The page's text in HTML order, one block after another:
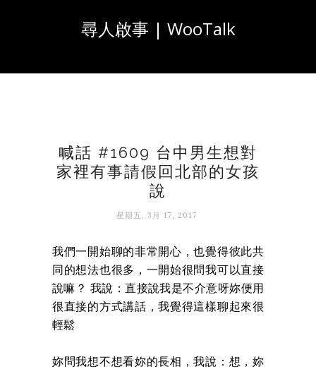
尋人啟事 | WooTalk
喊話 #1609 台中男生想對
家裡有事請假回北部的女孩
說
星期五, 3月 17, 2017
我們一開始聊的非常開心，也覺得彼此共
同的想法也很多，一開始很問我可以直接
說嘛？ 我說：直接說我是不介意呀妳便用
很直接的方式講話，我覺得這樣聊起來很
輕鬆
妳問我想不想看妳的長相，我說：想，妳